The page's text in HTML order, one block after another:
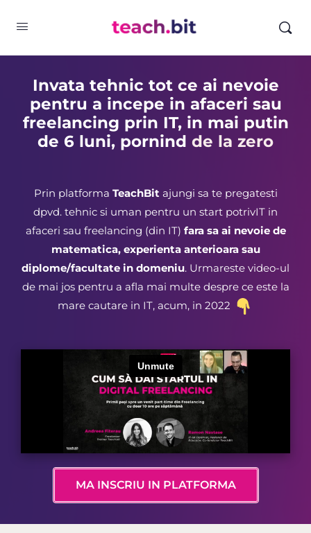
Invata tehnic tot ce ai nevoie
pentru a incepe in afaceri sau
freelancing prin IT, in mai putin
de 6 luni, pornind de la zero
Prin platforma TeachBitajungi sa te pregatesti
dpvd. tehnic si uman pentru un start potrivIT in
afaceri sau freelancing (din IT) fara sa ai nevoie de
matematica, experienta anterioara sau
diplome/facultate in domeniu. Urmareste video-ul
de mai jos pentru a afla mai multe despre ce este la
mare cautare in IT, acum, in 2022
MA INSCRIU IN PLATFORMA